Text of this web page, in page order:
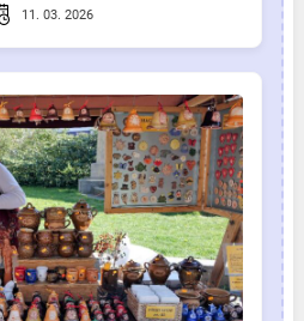
11. 03. 2026